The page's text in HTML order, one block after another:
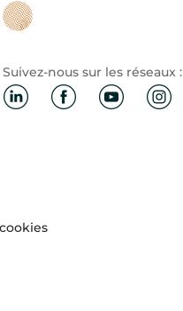
Suivez-nous sur les réseaux :